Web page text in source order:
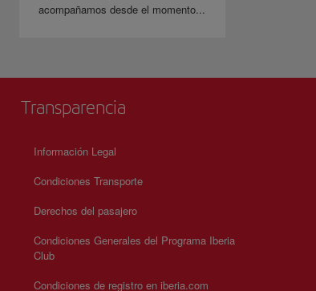
acompañamos desde el momento...
Transparencia
Información Legal
Condiciones Transporte
Derechos del pasajero
Condiciones Generales del Programa Iberia
Club
Condiciones de registro en iberia.com